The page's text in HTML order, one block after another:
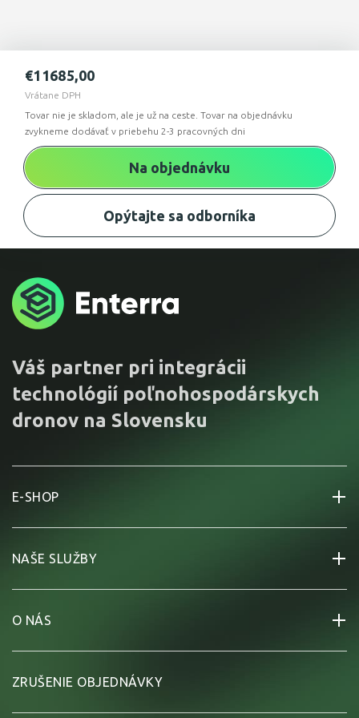
Tovar nie je skladom, ale je už na ceste. Tovar na objednávku
zvykneme dodávať v priebehu 2-3 pracovných dni
€11685,00
Vrátane DPH
Na objednávku
Opýtajte sa odborníka
Váš partner pri integrácii
technológií poľnohospodárskych
dronov na Slovensku
E-SHOP
NAŠE SLUŽBY
O NÁS
ZRUŠENIE OBJEDNÁVKY